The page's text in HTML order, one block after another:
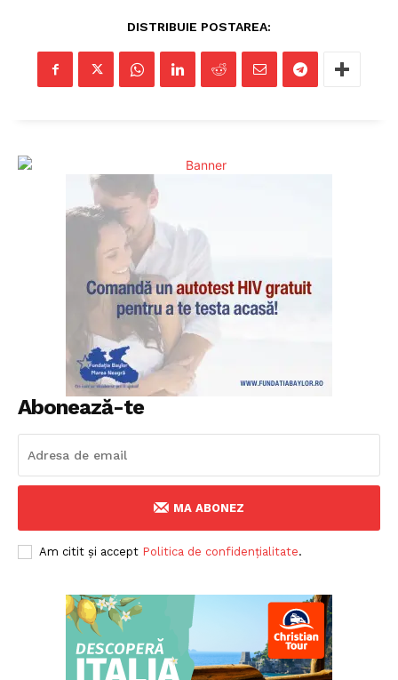
DISTRIBUIE POSTAREA:
Abonează-te
MA ABONEZ
Am citit și accept Politica de confidențialitate.